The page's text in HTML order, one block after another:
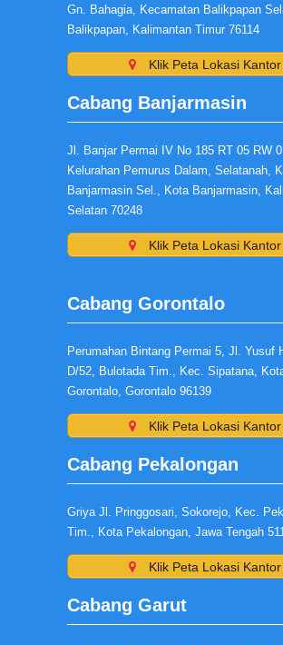
Gn. Bahagia, Kecamatan Balikpapan
Balikpapan, Kalimantan Timur 76114
Klik Peta Lokasi Kantor
Cabang Banjarmasin
Jl. Banjar Permai IV No 185 RT 05 RW
Kelurahan Pemurus Dalam, Selatanah,
Banjarmasin Sel., Kota Banjarmasin,
Selatan 70248
Klik Peta Lokasi Kantor
Cabang Gorontalo
Perumahan Bintang Permai 5, Jl. Yusuf
D/52, Bulotada Tim., Kec. Sipatana,
Gorontalo, Gorontalo 96139
Klik Peta Lokasi Kantor
Cabang Pekalongan
Griya Jl. Pringgosari, Sokorejo, Kec.
Tim., Kota Pekalongan, Jawa Tengah
Klik Peta Lokasi Kantor
Cabang Garut